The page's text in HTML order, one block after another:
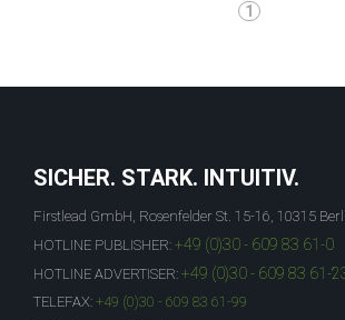
1
SICHER. STARK. INTUITIV.
Firstlead GmbH, Rosenfelder St. 15-16, 10315
HOTLINE PUBLISHER: +49 (0)30 - 609 83 61-0
HOTLINE ADVERTISER: +49 (0)30 - 609 83 61-
TELEFAX: +49 (0)30 - 609 83 61-99